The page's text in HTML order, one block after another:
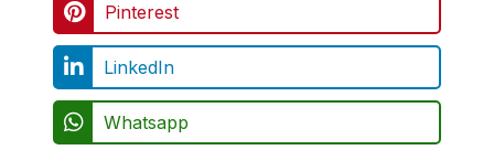
Pinterest
LinkedIn
Whatsapp